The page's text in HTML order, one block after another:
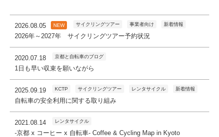
2026.08.05 NEW サイクリングツアー 事業者向け 新着情報
2026年～2027年 サイクリングツアー予約状況
2020.07.18 京都と自転車のブログ
1日も早い収束を願いながら
2025.09.19 KCTP サイクリングツアー レンタサイクル 新着情報
自転車の安全利用に関する取り組み
2021.08.14 レンタサイクル
-京都 x コーヒー x 自転車- Coffee & Cycling Map in Kyoto